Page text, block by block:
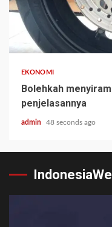
EKONOMI
Bolehkah
penjelasannya
admin 48 seconds ago